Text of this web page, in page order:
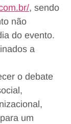
, sendo
não
do evento.
a
o debate
um